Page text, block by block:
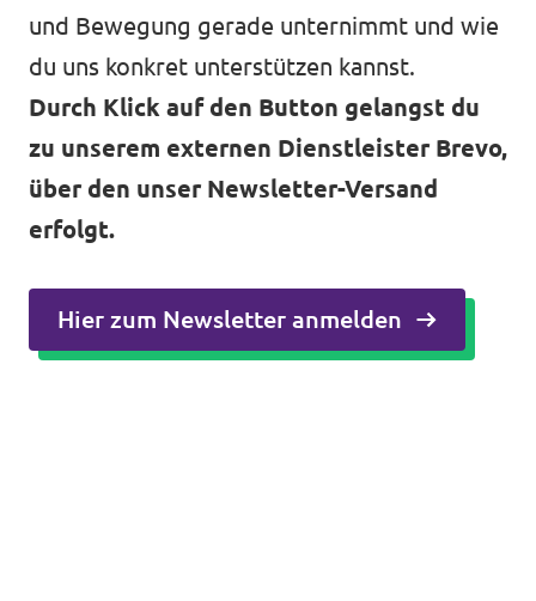
und Bewegung gerade unternimmt und wie
du uns konkret unterstützen kannst.
Durch Klick auf den Button gelangst du
zu unserem externen Dienstleister Brevo,
über den unser Newsletter-Versand
erfolgt.
Hier zum Newsletter anmelden